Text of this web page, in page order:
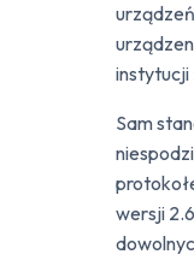
instytucji
Sam
wersji